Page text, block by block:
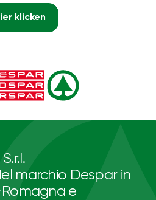
klicken
marchio Despar in
Romagna e